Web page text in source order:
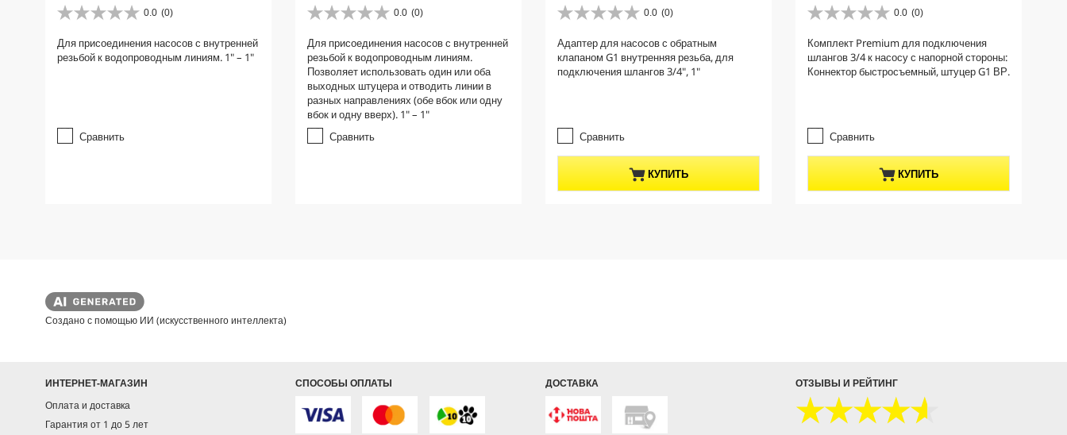
0.0 (0)
0
0
и
з
Для присоединения насосов с внутренней
резьбой к водопроводным линиям. 1" – 1"
Сравнить
0.0 (0)
0
0
и
з
5
з
в
з
Для присоединения насосов с внутренней
резьбой к водопроводным линиям.
Позволяет использовать один или оба
выходных штуцера и отводить линии в
разных направлениях (обе вбок или одну
вбок и одну вверх). 1" – 1"
Сравнить
r
e
n
d
u
c
0.0 (0)
0
0
и
з
з
д
Адаптер для насосов с обратным
клапаном G1 внутренняя резьба, для
подключения шлангов 3/4", 1"
Сравнить
КУПИТЬ
r
e
n
d
u
c
0.0 (0)
0
0
и
з
з
д
Комплект Premium для подключения
шлангов 3/4 к насосу с напорной стороны:
Коннектор быстросъемный, штуцер G1 ВР.
Сравнить
КУПИТЬ
Создано с помощью ИИ (искусственного интеллекта)
ИНТЕРНЕТ-МАГАЗИН
Оплата и доставка
Гарантия от 1 до 5 лет
СПОСОБЫ ОПЛАТЫ ДОСТАВКА ОТЗЫВЫ И РЕЙТИНГ
★★★★★
★★★★★